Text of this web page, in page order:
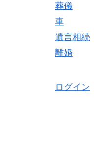
葬儀
車
遺言相続
離婚
ログイン